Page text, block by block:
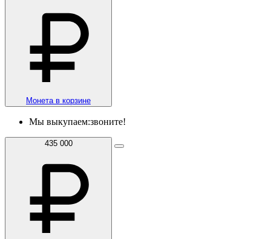
Монета в корзине
Мы выкупаем:звоните!
435 000